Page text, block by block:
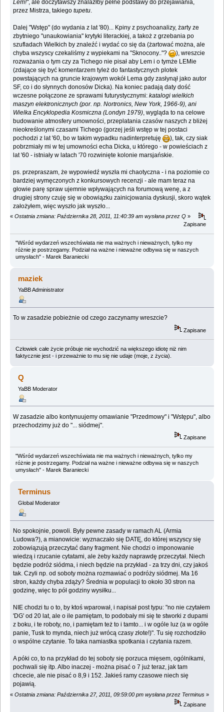
Lem!", ale doczytawszy znalazłby pełne podstawy do przejawiania,
przez Mistrza, takiegotupetu.
Dalej "Wstęp" (do wydania z lat '80)... Kpiny z psychoanalizy, żarty ze
zbytniego "unaukowiania" krytyki literackiej, a takoż z grzebania po
szufladach Wielkich by znaleźć i wydać co się da (żartować można, ale
chyba wszyscy czekaliśmy z wypiekami na "Sknocony.."?
), wreszcie
rozważania o tym czy za Tichego nie pisał aby Lem i o tymże LEMie
(zdające się być komentarzem tyleż do fantastycznych plotek
powstających na gruncie krajowym wokół Lema gdy zasłynął jako autor
SF, co i do słynnych donosów Dicka). Na koniec padają daty dość
wczesne połączone ze sprawami futurystycznymi:katalogi wielkich
maszyn elektronicznych (por. np. Nortronics, New York, 1966-9), ani
Wielka Encyklopedia Kosmiczna (Londyn 1979), wygląda to na celowe
budowanie atmosfery umowności, przeplatania czasów naszych z bliżej
nieokreślonymi czasami Tichego (gorzej jeśli wstęp w tej postaci
pochodzi z lat '60, bo w takim wypadku nadinterpretuję
), tak, czy siak
pobrzmiały mi w tej umowności echa Dicka, u którego - w powieściach z
lat '60 - istniały w latach '70 rozwinięte kolonie marsjańskie.
ps. przepraszam, że wypowiedź wyszła mi chaotyczna - i na poziomie co
bardziej wymęczonych z konkursowych recenzji - ale mam teraz na
głowie parę spraw ujemnie wpływających na forumową wenę, a z
drugiej strony czuję się w obowiązku zainicjowania dyskusji, skoro wątek
założyłem, więc wyszło jak wyszło...
« Ostatnia zmiana: Października 28, 2011, 11:40:39 am wysłana przez Q »
Zapisane
"Wśród wydarzeń wszechświata nie ma ważnych i nieważnych, tylko my
różnie je postrzegamy. Podział na ważne i nieważne odbywa się w naszych
umysłach" - Marek Baraniecki
maziek
YaBB Administrator
To w zasadzie pobieżnie od czego zaczynamy wreszcie?
Zapisane
Człowiek całe życie próbuje nie wychodzić na większego idiotę niż nim
faktycznie jest - i przeważnie to mu się nie udaje (moje, z życia).
Q
YaBB Moderator
W zasadzie albo kontynuujemy omawianie "Przedmowy" i "Wstępu", albo
przechodzimy już do "... siódmej".
Zapisane
"Wśród wydarzeń wszechświata nie ma ważnych i nieważnych, tylko my
różnie je postrzegamy. Podział na ważne i nieważne odbywa się w naszych
umysłach" - Marek Baraniecki
Terminus
Global Moderator
No spokojnie, powoli. Były pewne zasady w ramach AL (Armia
Ludowa?), a mianowicie: wyznaczało się DATĘ, do której wszyscy się
zobowiązują przeczytać dany fragment. Nie chodzi o imponowanie
wiedzą i rzucanie cytatami, ale żeby każdy naprawdę przeczytał. Niech
będzie podróż siódma, i niech będzie na przykład - za trzy dni, czy jakoś
tak. Czyli np. od soboty można rozmawiać o podróży siódmej. Ma 16
stron, każdy chyba zdąży? Średnia w populacji to około 30 stron na
godzinę, więc to pół godziny wysiłku...
NIE chodzi tu o to, by ktoś wparował, i napisał post typu: "no nie czytałem
'DG' od 20 lat, ale o ile pamiętam, to podobały mi się te stworki z dupami
z boku, i te roboty, no, i pamiętam też to i tamto... i w ogóle luz (a w ogóle
panie, Tusk to mynda, niech już wrócą czasy złote!)". Tu się rozchodziło
o wspólne czytanie. To taka namiastka spotkania i czytania razem.
A póki co, to na przykład do tej soboty się porzuca mięsem, ogólnikami,
pochwali się itp. Albo inaczej - można pisać o 7 już teraz, jak tam
chcecie, ale nie pisać o 8,9 i 152. Jakieś ramy czasowe niech się
pojawią.
« Ostatnia zmiana: Października 27, 2011, 09:59:00 pm wysłana przez Terminus »
Zapisane